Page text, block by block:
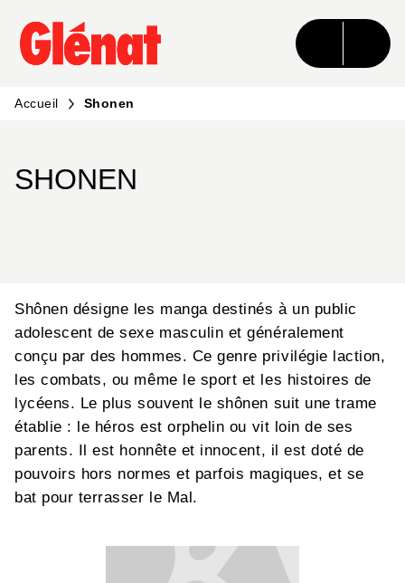
MENU RECHERCHE CONTENU
PIED DE PAGE
Accueil Shonen
SHONEN
Shônen désigne les manga destinés à un public
adolescent de sexe masculin et généralement
conçu par des hommes. Ce genre privilégie laction,
les combats, ou même le sport et les histoires de
lycéens. Le plus souvent le shônen suit une trame
établie : le héros est orphelin ou vit loin de ses
parents. Il est honnête et innocent, il est doté de
pouvoirs hors normes et parfois magiques, et se
bat pour terrasser le Mal.